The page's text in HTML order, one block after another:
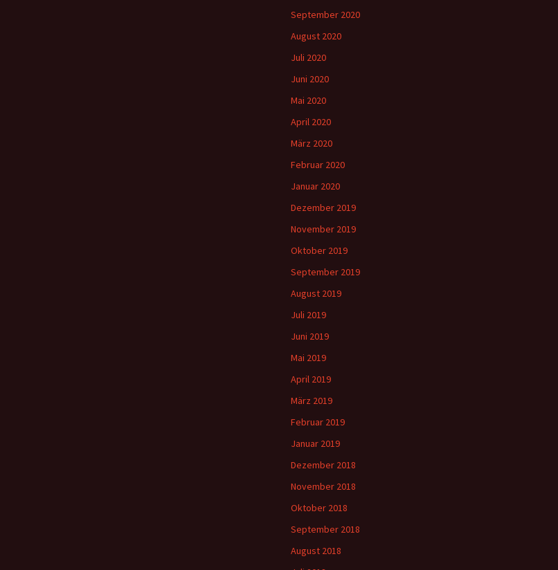
September 2020
August 2020
Juli 2020
Juni 2020
Mai 2020
April 2020
März 2020
Februar 2020
Januar 2020
Dezember 2019
November 2019
Oktober 2019
September 2019
August 2019
Juli 2019
Juni 2019
Mai 2019
April 2019
März 2019
Februar 2019
Januar 2019
Dezember 2018
November 2018
Oktober 2018
September 2018
August 2018